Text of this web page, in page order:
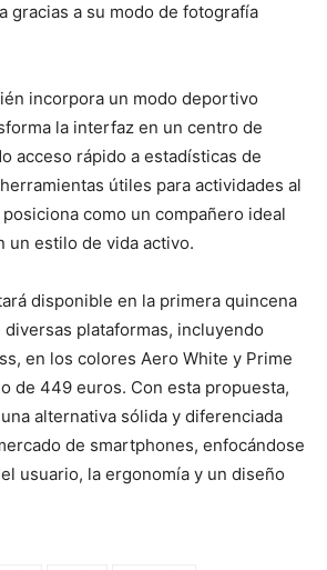
gracias a su modo de fotografía
incorpora un modo deportivo
la interfaz en un centro de
acceso rápido a estadísticas de
útiles para actividades al
como un compañero ideal
un estilo de vida activo.
disponible en la primera quincena
plataformas, incluyendo
en los colores Aero White y Prime
de 449 euros. Con esta propuesta,
alternativa sólida y diferenciada
de smartphones, enfocándose
usuario, la ergonomía y un diseño